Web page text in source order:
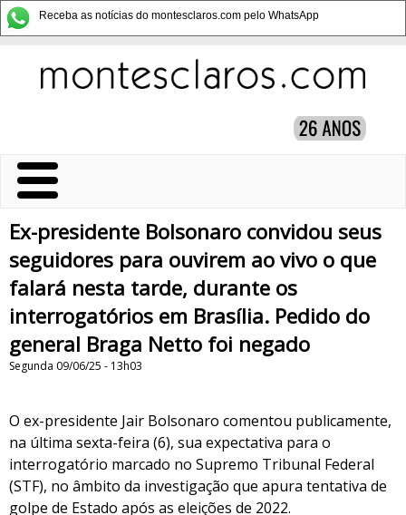
Receba as notícias do montesclaros.com pelo WhatsApp
Ex-presidente Bolsonaro convidou seus
seguidores para ouvirem ao vivo o que
falará nesta tarde, durante os
interrogatórios em Brasília. Pedido do
general Braga Netto foi negado
Segunda 09/06/25 - 13h03
O ex-presidente Jair Bolsonaro comentou publicamente,
na última sexta-feira (6), sua expectativa para o
interrogatório marcado no Supremo Tribunal Federal
(STF), no âmbito da investigação que apura tentativa de
golpe de Estado após as eleições de 2022.